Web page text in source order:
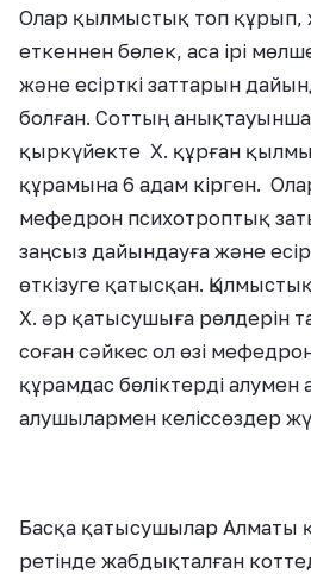
Олар қылмыстық топ құрып,
еткеннен бөлек, аса ірі
және есірткі заттарын
болған. Соттың
қыркүйекте Х. құрған
құрамына 6 адам кірген.
мефедрон психотроптық
заңсыз дайындауға және
өткізуге қатысқан.
Х. әр қатысушыға рөлдерін
соған сәйкес ол өзі
құрамдас бөліктерді
алушылармен келіссөздер
Басқа қатысушылар Алматы
ретінде жабдықталған